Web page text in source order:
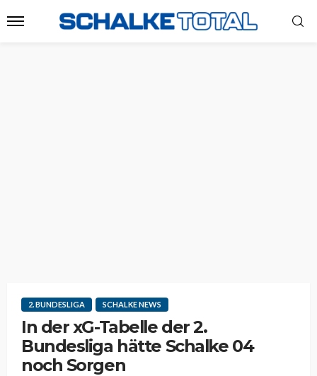
2. BUNDESLIGA SCHALKE NEWS
In der xG-Tabelle der 2.
Bundesliga hätte Schalke 04
noch Sorgen